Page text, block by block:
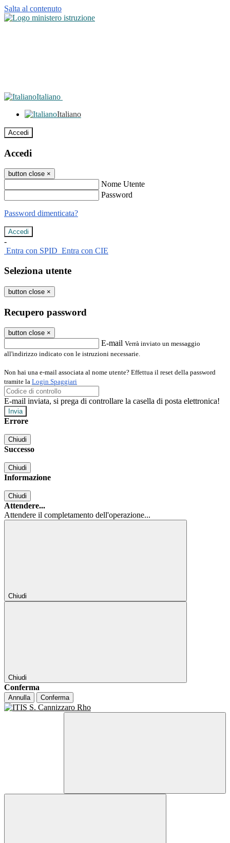
Salta al contenuto
Italiano
Italiano
Accedi
Accedi
button close ×
Nome Utente
Password
Password dimenticata?
-
Entra con SPID Entra con CIE
Seleziona utente
button close ×
Recupero password
button close ×
E-mail Verrà inviato un messaggio
all'indirizzo indicato con le istruzioni necessarie.
Non hai una e-mail associata al nome utente? Effettua il reset della password
tramite la Login Spaggiari
E-mail inviata, si prega di controllare la casella di posta elettronica!
Errore
Chiudi
Successo
Chiudi
Informazione
Chiudi
Attendere...
Attendere il completamento dell'operazione...
Chiudi
Chiudi
Conferma
Annulla Conferma